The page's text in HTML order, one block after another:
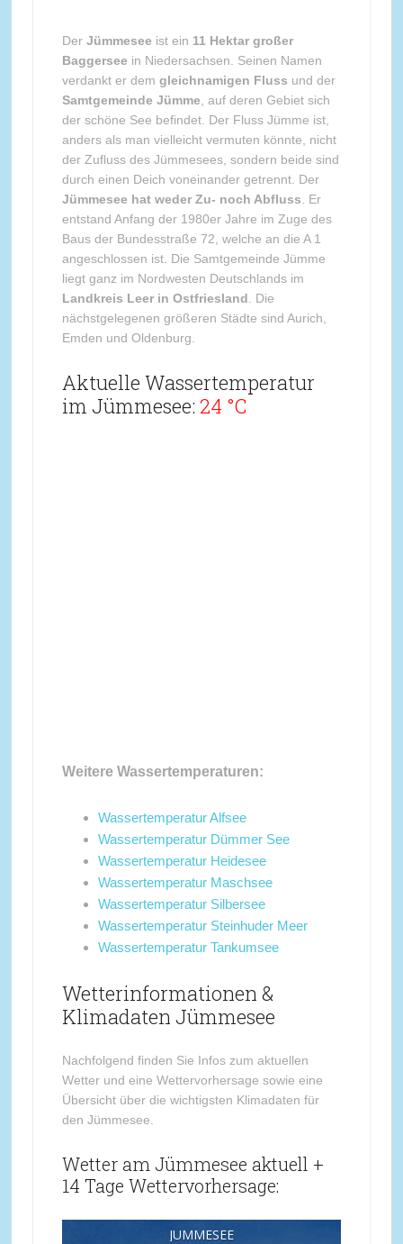
Der Jümmesee ist ein 11 Hektar großer
Baggersee in Niedersachsen. Seinen Namen
verdankt er dem gleichnamigen Fluss und der
Samtgemeinde Jümme , auf deren Gebiet sich
der schöne See befindet. Der Fluss Jümme ist,
anders als man vielleicht vermuten könnte, nicht
der Zufluss des Jümmesees, sondern beide sind
durch einen Deich voneinander getrennt. Der
Jümmesee hat weder Zu- noch Abfluss . Er
entstand Anfang der 1980er Jahre im Zuge des
Baus der Bundesstraße 72, welche an die A 1
angeschlossen ist. Die Samtgemeinde Jümme
liegt ganz im Nordwesten Deutschlands im
Landkreis Leer in Ostfriesland . Die
nächstgelegenen größeren Städte sind Aurich,
Emden und Oldenburg.
Aktuelle Wassertemperatur
im Jümmesee: 24 °C
Weitere Wassertemperaturen:
Wassertemperatur Alfsee
Wassertemperatur Dümmer See
Wassertemperatur Heidesee
Wassertemperatur Maschsee
Wassertemperatur Silbersee
Wassertemperatur Steinhuder Meer
Wassertemperatur Tankumsee
Wetterinformationen &
Klimadaten Jümmesee
Nachfolgend finden Sie Infos zum aktuellen
Wetter und eine Wettervorhersage sowie eine
Übersicht über die wichtigsten Klimadaten für
den Jümmesee.
Wetter am Jümmesee aktuell +
14 Tage Wettervorhersage:
JÜMMESEE